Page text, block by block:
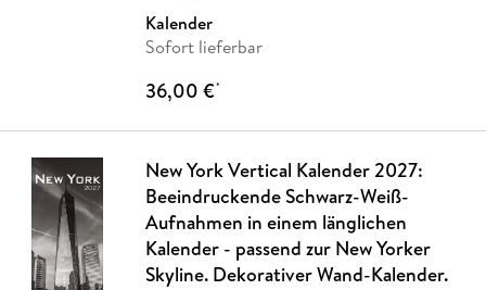
Kalender
Sofort lieferbar
36,00 €*
New York Vertical Kalender 2027:
Beeindruckende Schwarz-Weiß-
Aufnahmen in einem länglichen
Kalender - passend zur New Yorker
Skyline. Dekorativer Wand-Kalender.